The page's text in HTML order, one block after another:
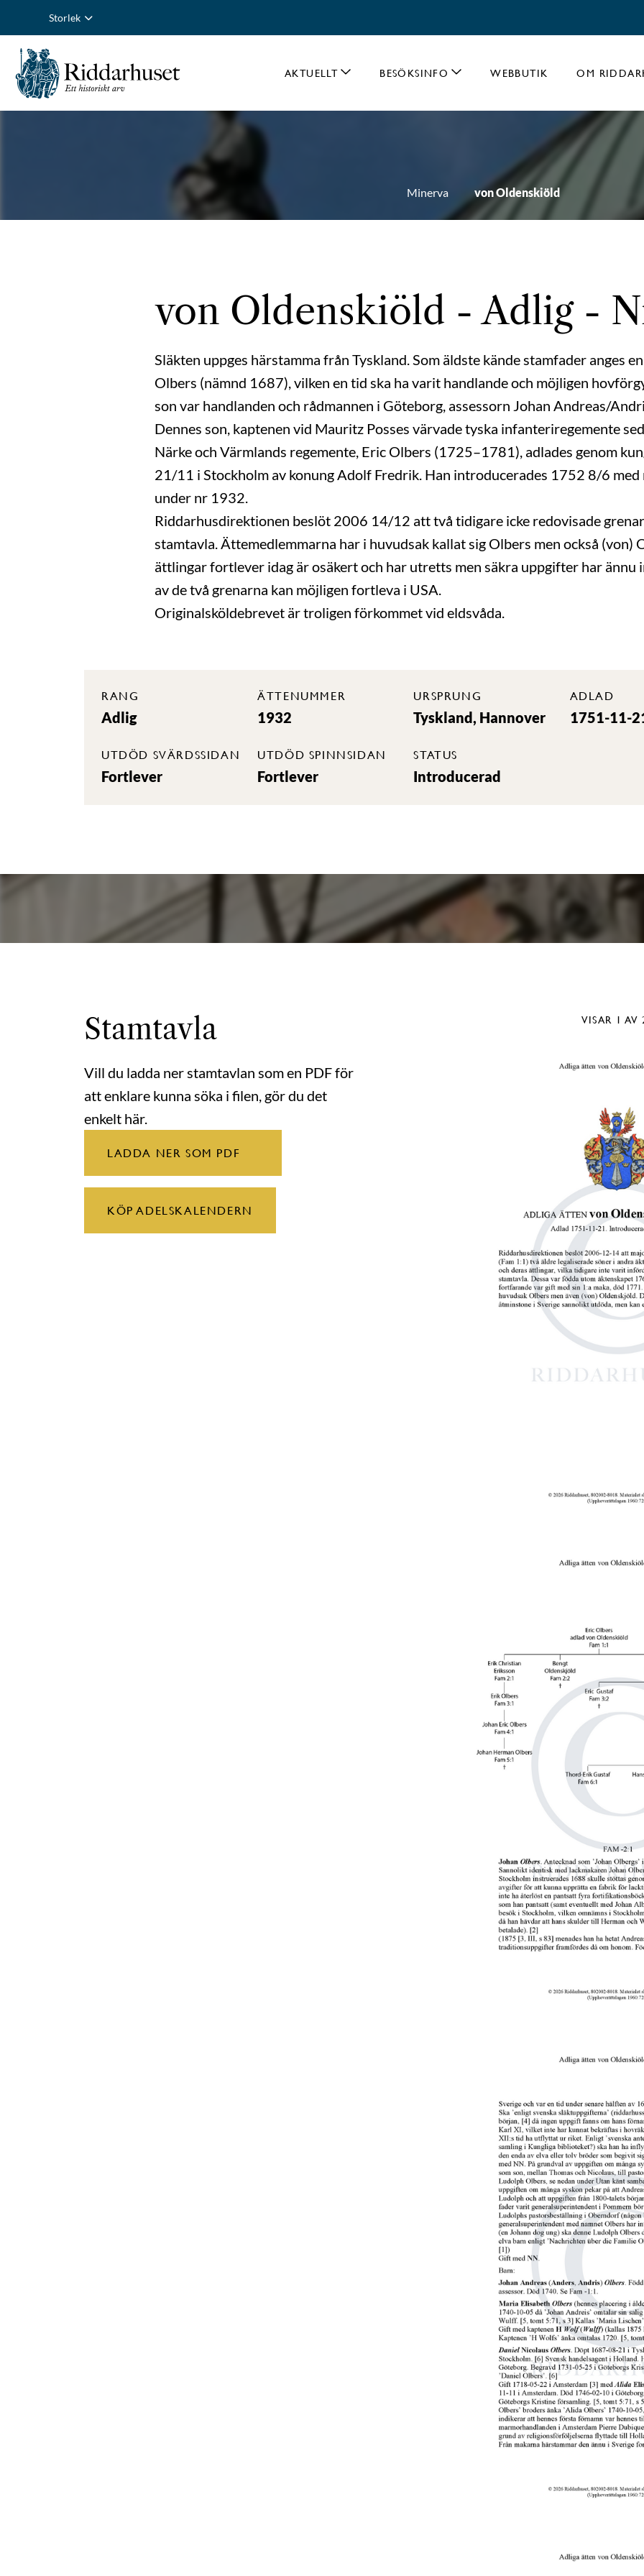
Storlek
AKTUELLT BESÖKSINFO WEBBUTIK OM
Minerva von Oldenskiöld
von Oldenskiöld - Adlig -
Släkten uppges härstamma från Tyskland. Som äldste kände stamfader anges
Olbers (nämnd 1687), vilken en tid ska ha varit handlande och möjligen
son var handlanden och rådmannen i Göteborg, assessorn Johan Andreas/
Dennes son, kaptenen vid Mauritz Posses värvade tyska infanteriregemente
Närke och Värmlands regemente, Eric Olbers (1725–1781), adlades genom
21/11 i Stockholm av konung Adolf Fredrik. Han introducerades 1752 8/6
under nr 1932.
Riddarhusdirektionen beslöt 2006 14/12 att två tidigare icke redovisade
stamtavla. Ättemedlemmarna har i huvudsak kallat sig Olbers men också (von)
ättlingar fortlever idag är osäkert och har utretts men säkra uppgifter har ännu
av de två grenarna kan möjligen fortleva i USA.
Originalsköldebrevet är troligen förkommet vid eldsvåda.
RANG
Adlig
ÄTTENUMMER
1932
URSPRUNG
Tyskland, Hannover
ADLAD
1751-11-
UTDÖD SVÄRDSSIDAN
Fortlever
UTDÖD SPINNSIDAN
Fortlever
STATUS
Introducerad
Stamtavla
Vill du ladda ner stamtavlan som en PDF för
att enklare kunna söka i filen, gör du det
enkelt här.
LADDA NER SOM PDF
KÖP ADELSKALENDERN
VISAR 1 AV